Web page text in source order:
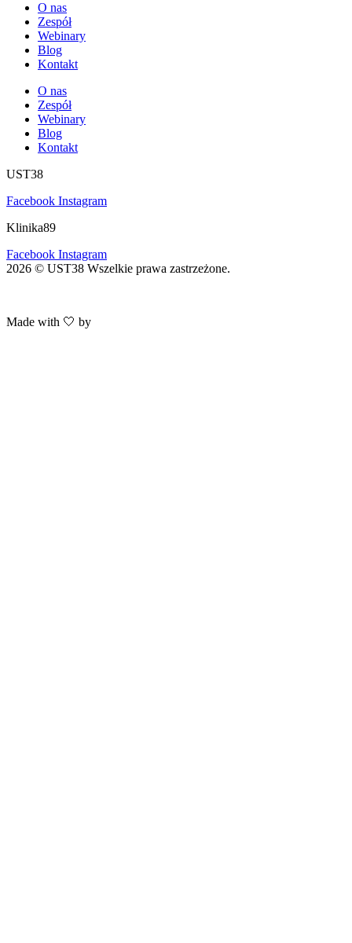
O nas
Zespół
Webinary
Blog
Kontakt
O nas
Zespół
Webinary
Blog
Kontakt
UST38
Facebook Instagram
Klinika89
Facebook Instagram
2026 © UST38 Wszelkie prawa zastrzeżone.
Made with 🤍 by